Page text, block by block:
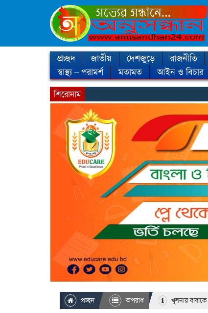
প্রচ্ছদ জাতীয় দেশজুড়ে রাজনীতি
স্বাস্থ্য – পরামর্শ
মতামত আইন ও বিচার
শিরোনাম
প্রচ্ছদ অপরাধ খুলনায়